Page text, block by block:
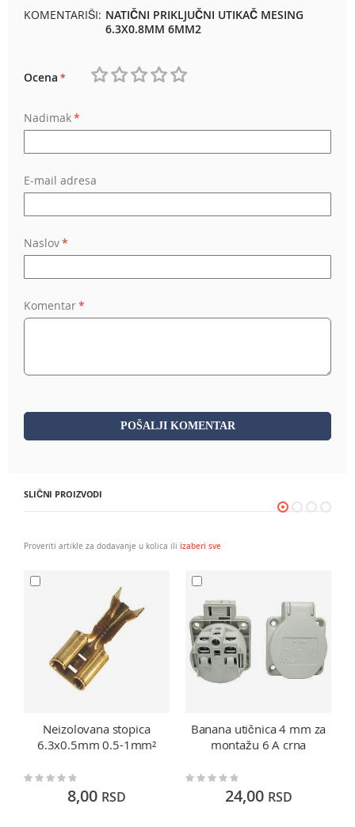
KOMENTARIŠI: NATIČNI PRIKLJUČNI UTIKAČ MESING
6.3X0.8MM 6MM2
Ocena
Nadimak
E-mail adresa
Naslov
Komentar
POŠALJI KOMENTAR
SLIČNI PROIZVODI
Proveriti artikle za dodavanje u kolica ili izaberi sve
Neizolovana stopica
6.3x0.5mm 0.5-1mm²
Rating:
8,00 RSD
Banana utičnica 4 mm za
montažu 6 A crna
Rating:
24,00 RSD